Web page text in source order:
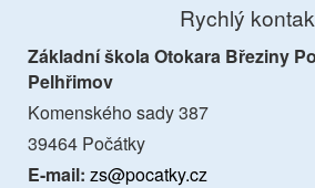
Rychlý
Základní škola Otokara Březiny
Pelhřimov
Komenského sady 387
39464 Počátky
E-mail: zs@pocatky.cz